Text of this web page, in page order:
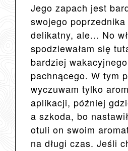
Jego zapach jest
swojego
delikatny, ale... No
spodziewałam się
bardziej
pachnącego. W tym
wyczuwam tylko
aplikacji, później
a szkoda, bo
otuli on swoim
na długi czas. Jeśli